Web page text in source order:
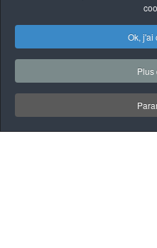
Ok, j'ai
Plus